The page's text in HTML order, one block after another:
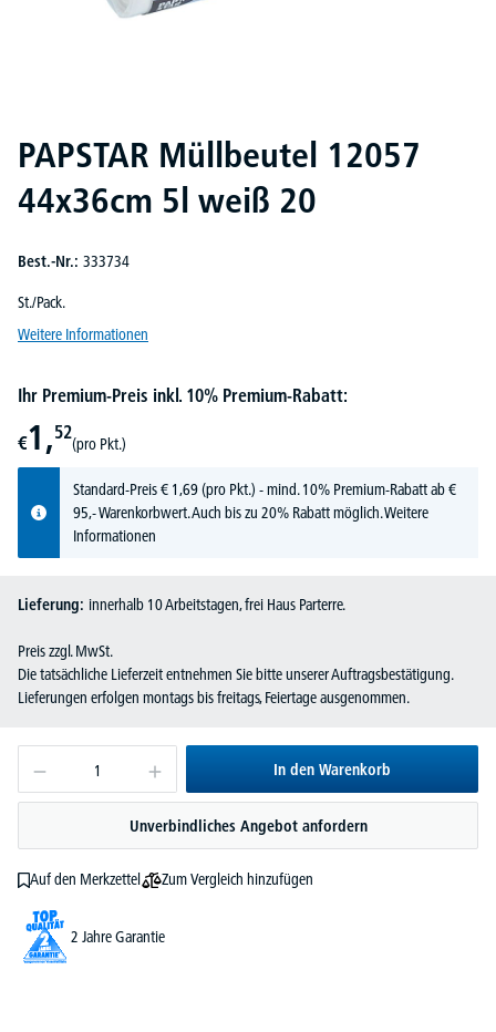
PAPSTAR Müllbeutel 12057
44x36cm 5l weiß 20
Best.-Nr.: 333734
St./Pack.
Weitere Informationen
Ihr Premium-Preis inkl. 10% Premium-Rabatt:
€1,52
(pro Pkt.)
Standard-Preis€ 1,69(pro Pkt.) - mind. 10% Premium-Rabatt ab €
95,- Warenkorbwert. Auch bis zu 20% Rabatt möglich.Weitere
Informationen
Lieferung: innerhalb 10 Arbeitstagen, frei Haus Parterre.
Preis zzgl. MwSt.
Die tatsächliche Lieferzeit entnehmen Sie bitte unserer Auftragsbestätigung.
Lieferungen erfolgen montags bis freitags, Feiertage ausgenommen.
In den Warenkorb
Unverbindliches Angebot anfordern
Auf den Merkzettel Zum Vergleich hinzufügen
2 Jahre Garantie